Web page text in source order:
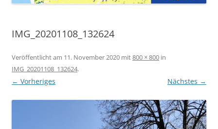
IMG_20201108_132624
Veröffentlicht am 11. November 2020 mit800 × 800 in
IMG_20201108_132624.
← Vorheriges Nächstes →